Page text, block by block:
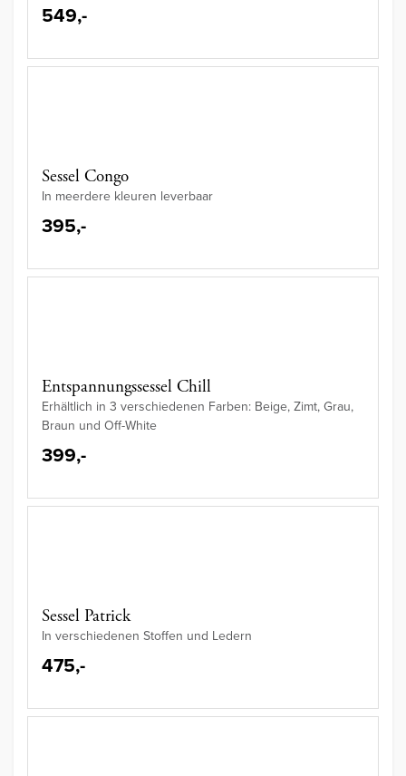
549,-
Sessel Congo
In meerdere kleuren leverbaar
395,-
Entspannungssessel Chill
Erhältlich in 3 verschiedenen Farben: Beige, Zimt, Grau,
Braun und Off-White
399,-
Sessel Patrick
In verschiedenen Stoffen und Ledern
475,-